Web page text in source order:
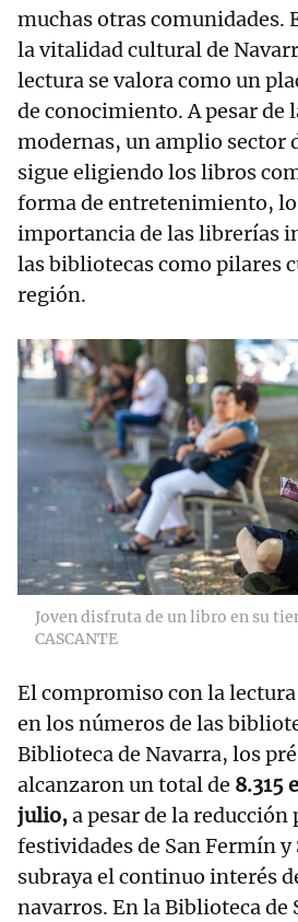
muchas otras comunidades.
la vitalidad cultural de
lectura se valora como un
de conocimiento. A pesar de
modernas, un amplio sector
sigue eligiendo los libros
forma de entretenimiento,
importancia de las librerías
las bibliotecas como pilares
región.
Joven disfruta de un libro en su
CASCANTE
El compromiso con la
en los números de las
Biblioteca de Navarra, los
alcanzaron un total de 8.315
julio,a pesar de la reducción
festividades de San Fermín y
subraya el continuo interés
navarros. En la Biblioteca de